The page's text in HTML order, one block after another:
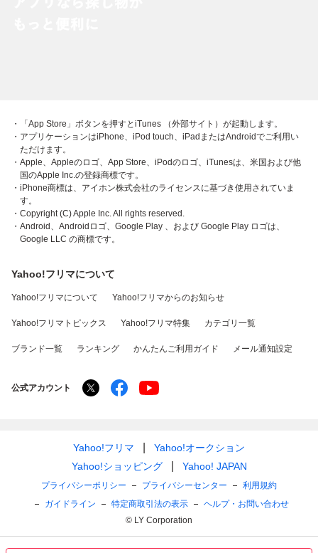
・「App Store」ボタンを押すとiTunes （外部サイト）が起動します。
・アプリケーションはiPhone、iPod touch、iPadまたはAndroidでご利用い
ただけます。
・Apple、Appleのロゴ、App Store、iPodのロゴ、iTunesは、米国および他
国のApple Inc.の登録商標です。
・iPhone商標は、アイホン株式会社のライセンスに基づき使用されていま
す。
・Copyright (C) Apple Inc. All rights reserved.
・Android、Androidロゴ、Google Play 、および Google Play ロゴは、
Google LLC の商標です。
Yahoo!フリマについて
Yahoo!フリマについて Yahoo!フリマからのお知らせ
Yahoo!フリマトピックス Yahoo!フリマ特集 カテゴリ一覧
ブランド一覧 ランキング かんたんご利用ガイド メール通知設定
公式アカウント
Yahoo!フリマ
Yahoo!オークション
Yahoo!ショッピング
Yahoo! JAPAN
プライバシーポリシー プライバシーセンター
利用規約
ガイドライン
特定商取引法の表示
ヘルプ・お問い合わせ
© LY Corporation